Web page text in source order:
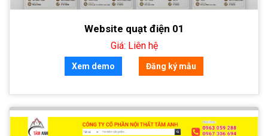
Website quạt điện 01
Giá: Liên hệ
Xem demo Đăng ký mẫu